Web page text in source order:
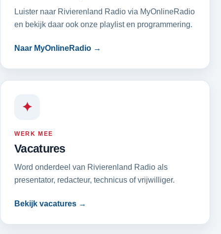
Luister naar Rivierenland Radio via MyOnlineRadio
en bekijk daar ook onze playlist en programmering.
Naar MyOnlineRadio →
✦
WERK MEE
Vacatures
Word onderdeel van Rivierenland Radio als
presentator, redacteur, technicus of vrijwilliger.
Bekijk vacatures →